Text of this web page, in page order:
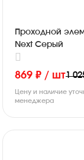
Проходной
Next Серый
869 ₽ / шт1
Цену и наличие
менеджера